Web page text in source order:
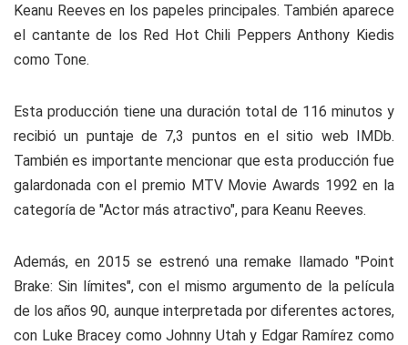
Keanu Reeves en los papeles principales. También aparece
el cantante de los Red Hot Chili Peppers Anthony Kiedis
como Tone.
Esta producción tiene una duración total de 116 minutos y
recibió un puntaje de 7,3 puntos en el sitio web IMDb.
También es importante mencionar que esta producción fue
galardonada con el premio MTV Movie Awards 1992 en la
categoría de "Actor más atractivo", para Keanu Reeves.
Además, en 2015 se estrenó una remake llamado "Point
Brake: Sin límites", con el mismo argumento de la película
de los años 90, aunque interpretada por diferentes actores,
con Luke Bracey como Johnny Utah y Edgar Ramírez como